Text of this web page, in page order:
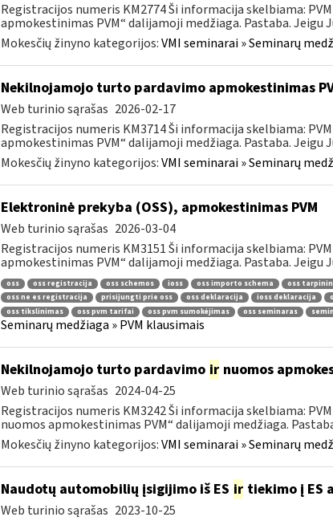
Registracijos numeris KM2774 Ši informacija skelbiama:
apmokestinimas PVM“ dalijamoji medžiaga. Pastaba. Jeigu
Mokesčių žinyno kategorijos:VMI seminarai » Seminarų
Nekilnojamojo turto pardavimo apmokestinimas
Web turinio sąrašas 2026-02-17
Registracijos numeris KM3714 Ši informacija skelbiama:
apmokestinimas PVM“ dalijamoji medžiaga. Pastaba. Jeigu
Mokesčių žinyno kategorijos:VMI seminarai » Seminarų
Elektroninė prekyba (OSS), apmokestinimas PVM
Web turinio sąrašas 2026-03-04
Registracijos numeris KM3151 Ši informacija skelbiama:
apmokestinimas PVM“ dalijamoji medžiaga. Pastaba. Jeigu
oss oss registracija oss schemos ioss oss importo schema oss
oss ne es registracija
prisijungti prie oss oss deklaracija ioss deklaracija
oss tikslinimas
oss pvm tarifai oss pvm sumokėjimas oss seminaras
Seminarų medžiaga » PVM klausimais
Nekilnojamojo turto pardavimo irnuomos
Web turinio sąrašas 2024-04-25
Registracijos numeris KM3242 Ši informacija skelbiama:
nuomos apmokestinimas PVM“ dalijamoji medžiaga.
Mokesčių žinyno kategorijos:VMI seminarai » Seminarų
Naudotų automobilių įsigijimo iš ES irtiekimo į ES
Web turinio sąrašas 2023-10-25